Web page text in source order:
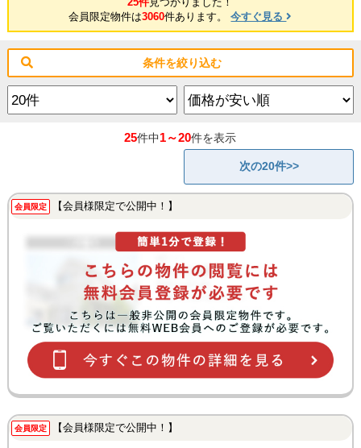
会員限定物件は3060件あります。今すぐ見る
条件を絞り込む
25件中1～20件を表示
次の20件>>
会員限定 【会員様限定で公開中！】
会員限定 【会員様限定で公開中！】